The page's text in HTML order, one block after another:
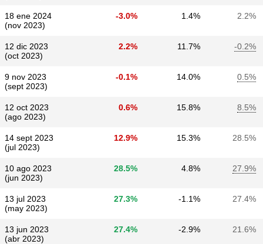
18 ene 2024
(nov 2023)
-3.0% 1.4% 2.2%
12 dic 2023
(oct 2023)
2.2% 11.7% -0.2%
9 nov 2023
(sept 2023)
-0.1% 14.0% 0.5%
12 oct 2023
(ago 2023)
0.6% 15.8% 8.5%
14 sept 2023
(jul 2023)
12.9% 15.3% 28.5%
10 ago 2023
(jun 2023)
28.5% 4.8% 27.9%
13 jul 2023
(may 2023)
27.3% -1.1% 27.4%
13 jun 2023
(abr 2023)
27.4% -2.9% 21.6%